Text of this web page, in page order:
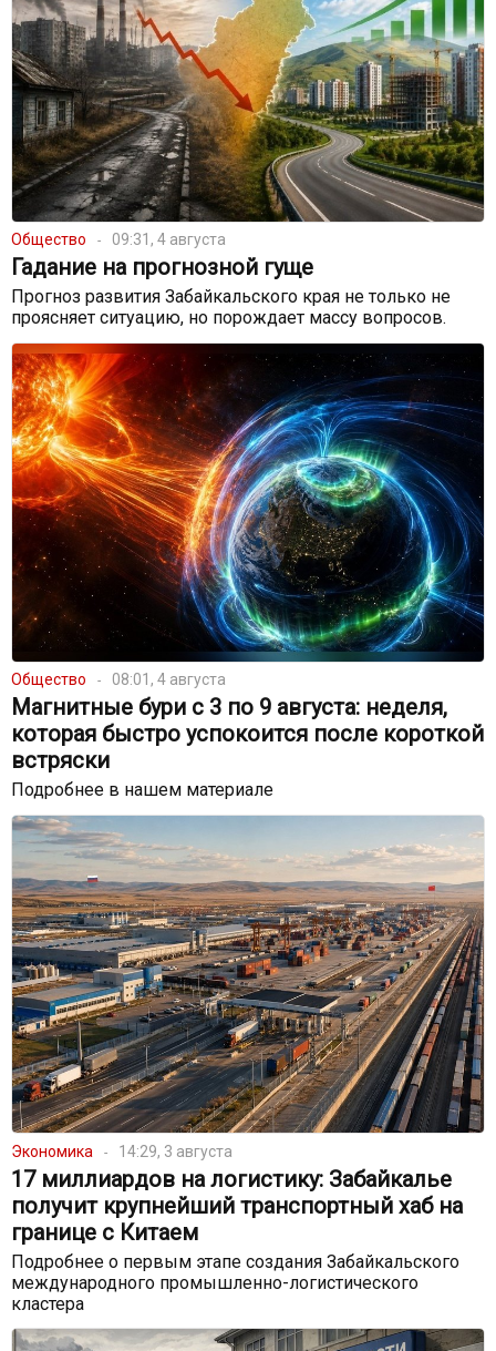
Общество 09:31, 4 августа
Гадание на прогнозной гуще
Прогноз развития Забайкальского края не только не
проясняет ситуацию, но порождает массу вопросов.
Общество 08:01, 4 августа
Магнитные бури с 3 по 9 августа: неделя,
которая быстро успокоится после короткой
встряски
Подробнее в нашем материале
Экономика 14:29, 3 августа
17 миллиардов на логистику: Забайкалье
получит крупнейший транспортный хаб на
границе с Китаем
Подробнее о первым этапе создания Забайкальского
международного промышленно-логистического
кластера